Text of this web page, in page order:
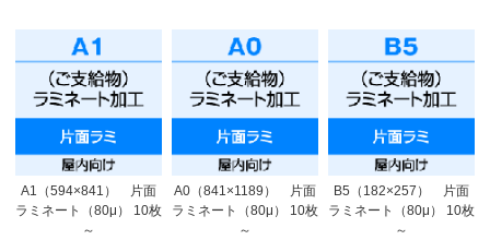
A1（594×841） 片面
ラミネート（80μ） 10枚
～
A0（841×1189） 片面
ラミネート（80μ） 10枚
～
B5（182×257） 片面
ラミネート（80μ） 10枚
～